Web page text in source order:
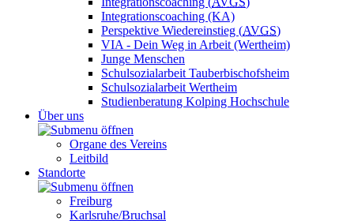
Integrationscoaching (KA)
Perspektive Wiedereinstieg (AVGS)
VIA - Dein Weg in Arbeit (Wertheim)
Junge Menschen
Schulsozialarbeit Tauberbischofsheim
Schulsozialarbeit Wertheim
Studienberatung Kolping Hochschule
Über uns
Organe des Vereins
Leitbild
Standorte
Freiburg
Karlsruhe/Bruchsal